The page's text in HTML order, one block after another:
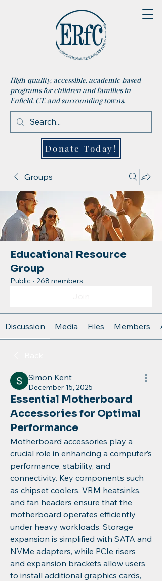
High-quality, accessible, academic-based
programs for children and families in
Enfield, CT, and surrounding towns.
Donate Today!
Groups
Educational Resource
Group
Public · 268 members
Discussion Media Files Members
Simon Kent
December 15, 2025
Essential Motherboard
Accessories for Optimal
Performance
Motherboard accessories play a
crucial role in enhancing a computer’s
performance, stability, and
connectivity. Key components such
as chipset coolers, VRM heatsinks,
and fan headers ensure that the
motherboard operates efficiently
under heavy workloads. Storage
expansion is simplified with SATA and
NVMe adapters, while PCIe risers
and expansion brackets allow users
to install additional graphics cards,